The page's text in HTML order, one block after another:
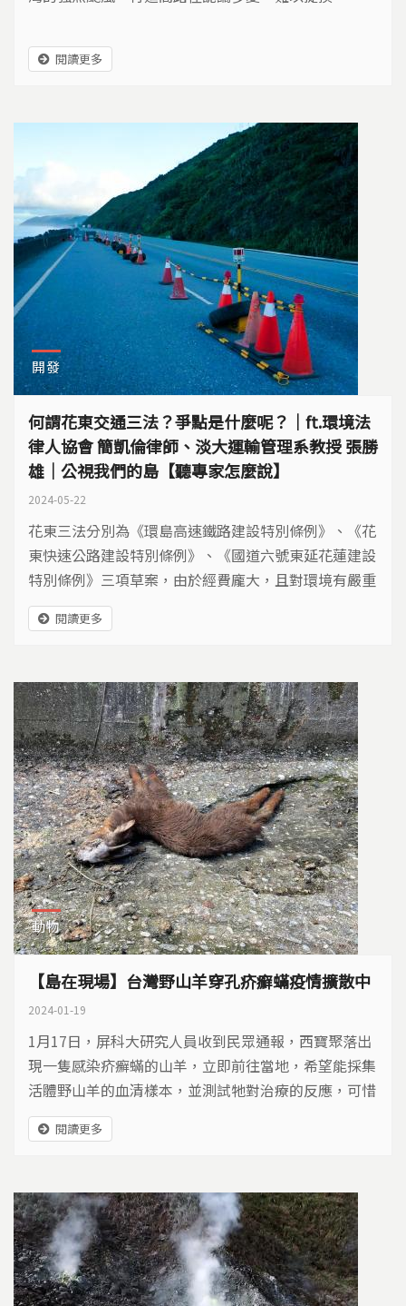
閱讀更多
開發
何謂花東交通三法？爭點是什麼呢？｜ft.環境法
律人協會 簡凱倫律師、淡大運輸管理系教授 張勝
雄｜公視我們的島【聽專家怎麼說】
2024-05-22
花東三法分別為《環島高速鐵路建設特別條例》、《花
東快速公路建設特別條例》、《國道六號東延花蓮建設
特別條例》三項草案，由於經費龐大，且對環境有嚴重
衝擊，而引發爭議。 花東三法來看看 草案名稱 計畫內
容 經費來源 環島高速鐵路建設特別條例 為推動環島高
產業、增進民眾福祉而制定。預計將台灣高鐵從宜蘭站
延伸到花蓮縣、...
閱讀更多
動物
【島在現場】台灣野山羊穿孔疥癬蟎疫情擴散中
2024-01-19
1月17日，屏科大研究人員收到民眾通報，西寶聚落出
現一隻感染疥癬蟎的山羊，立即前往當地，希望能採集
活體野山羊的血清樣本，並測試牠對治療的反應，可惜
研究人員抵達時山羊已經死亡......
閱讀更多